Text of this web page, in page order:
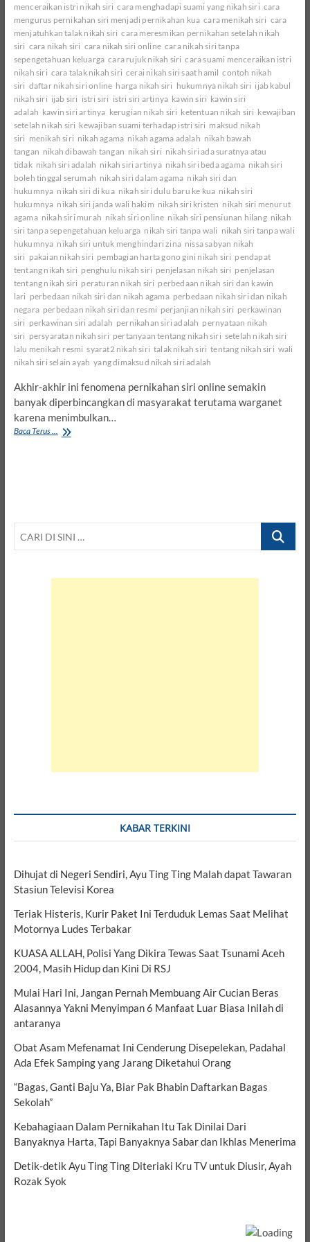
menceraikan istri nikah siri cara menghadapi suami yang nikah siri cara
mengurus pernikahan siri menjadi pernikahan kua cara menikah siri cara
menjatuhkan talak nikah siri cara meresmikan pernikahan setelah nikah
siri cara nikah siri cara nikah siri online cara nikah siri tanpa
sepengetahuan keluarga cara rujuk nikah siri cara suami menceraikan istri
nikah siri cara talak nikah siri cerai nikah siri saat hamil contoh nikah
siri daftar nikah siri online harga nikah siri hukumnya nikah siri ijab kabul
nikah siri ijab siri istri siri istri siri artinya kawin siri kawin siri
adalah kawin siri artinya kerugian nikah siri ketentuan nikah siri kewajiban
setelah nikah siri kewajiban suami terhadap istri siri maksud nikah
siri menikah siri nikah agama nikah agama adalah nikah bawah
tangan nikah dibawah tangan nikah siri nikah siri ada suratnya atau
tidak nikah siri adalah nikah siri artinya nikah siri beda agama nikah siri
boleh tinggal serumah nikah siri dalam agama nikah siri dan
hukumnya nikah siri di kua nikah siri dulu baru ke kua nikah siri
hukumnya nikah siri janda wali hakim nikah siri kristen nikah siri menurut
agama nikah siri murah nikah siri online nikah siri pensiunan hilang nikah
siri tanpa sepengetahuan keluarga nikah siri tanpa wali nikah siri tanpa wali
hukumnya nikah siri untuk menghindari zina nissa sabyan nikah
siri pakaian nikah siri pembagian harta gono gini nikah siri pendapat
tentang nikah siri penghulu nikah siri penjelasan nikah siri penjelasan
tentang nikah siri peraturan nikah siri perbedaan nikah siri dan kawin
lari perbedaan nikah siri dan nikah agama perbedaan nikah siri dan nikah
negara perbedaan nikah siri dan resmi perjanjian nikah siri perkawinan
siri perkawinan siri adalah pernikahan siri adalah pernyataan nikah
siri persyaratan nikah siri pertanyaan tentang nikah siri setelah nikah siri
lalu menikah resmi syarat2 nikah siri talak nikah siri tentang nikah siri wali
nikah siri selain ayah yang dimaksud nikah siri adalah
Akhir-akhir ini fenomena pernikahan siri online semakin
banyak diperbincangkan di masyarakat terutama warganet
karena menimbulkan…
Baca Terus ... Syarat
Seseorang
CARI
KABAR TERKINI
Dihujat di Negeri Sendiri, Ayu Ting Ting Malah dapat Tawaran
Stasiun Televisi Korea
Teriak Histeris, Kurir Paket Ini Terduduk Lemas Saat Melihat
Motornya Ludes Terbakar
KUASA ALLAH, Polisi Yang Dikira Tewas Saat Tsunami Aceh
2004, Masih Hidup dan Kini Di RSJ
Mulai Hari Ini, Jangan Pernah Membuang Air Cucian Beras
Alasannya Yakni Menyimpan 6 Manfaat Luar Biasa IniIah di
antaranya
Obat Asam Mefenamat Ini Cenderung Disepelekan, Padahal
Ada Efek Samping yang Jarang Diketahui Orang
“Bagas, Ganti Baju Ya, Biar Pak Bhabin Daftarkan Bagas
Sekolah”
Kebahagiaan Dalam Pernikahan Itu Tak Dinilai Dari
Banyaknya Harta, Tapi Banyaknya Sabar dan Ikhlas Menerima
Detik-detik Ayu Ting Ting Diteriaki Kru TV untuk Diusir, Ayah
Rozak Syok